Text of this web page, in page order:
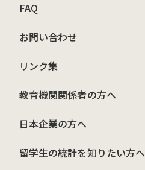
FAQ
お問い合わせ
リンク集
教育機関関係者の方へ
日本企業の方へ
留学生の統計を知りたい方へ